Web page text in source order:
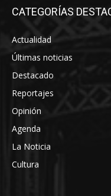
CATEGORÍAS
Actualidad
Últimas noticias
Destacado
Reportajes
Opinión
Agenda
La Noticia
Cultura